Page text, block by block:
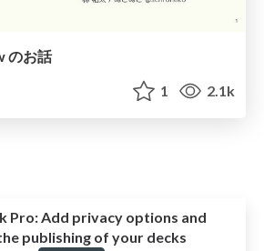
のお話
1 2.1k
Pro:Add privacy options and
publishing of your decks